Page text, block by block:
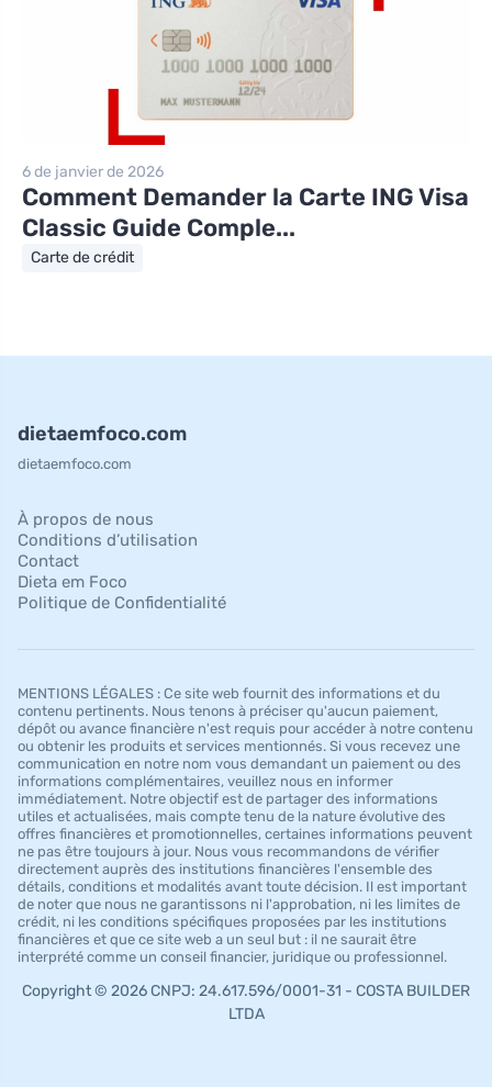
6 de janvier de 2026
Comment Demander la Carte ING Visa
Classic Guide Comple...
Carte de crédit
dietaemfoco.com
dietaemfoco.com
À propos de nous
Conditions d’utilisation
Contact
Dieta em Foco
Politique de Confidentialité
MENTIONS LÉGALES : Ce site web fournit des informations et du
contenu pertinents. Nous tenons à préciser qu'aucun paiement,
dépôt ou avance financière n'est requis pour accéder à notre contenu
ou obtenir les produits et services mentionnés. Si vous recevez une
communication en notre nom vous demandant un paiement ou des
informations complémentaires, veuillez nous en informer
immédiatement. Notre objectif est de partager des informations
utiles et actualisées, mais compte tenu de la nature évolutive des
offres financières et promotionnelles, certaines informations peuvent
ne pas être toujours à jour. Nous vous recommandons de vérifier
directement auprès des institutions financières l'ensemble des
détails, conditions et modalités avant toute décision. Il est important
de noter que nous ne garantissons ni l'approbation, ni les limites de
crédit, ni les conditions spécifiques proposées par les institutions
financières et que ce site web a un seul but : il ne saurait être
interprété comme un conseil financier, juridique ou professionnel.
Copyright © 2026 CNPJ: 24.617.596/0001-31 - COSTA BUILDER
LTDA